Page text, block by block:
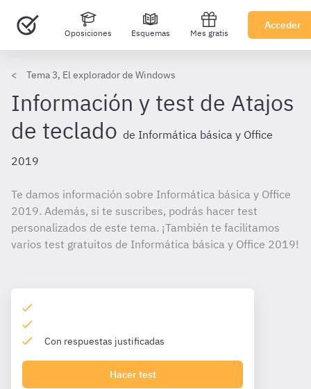
Oposiciones Esquemas Mes gratis
Acceder
Tema 3, El explorador de Windows
Información y test de Atajos
de teclado de Informática básica y Office
2019
Te damos información sobre Informática básica y Office
2019. Además, si te suscribes, podrás hacer test
personalizados de este tema. ¡También te facilitamos
varios test gratuitos de Informática básica y Office 2019!
Con respuestas justificadas
Hacer test